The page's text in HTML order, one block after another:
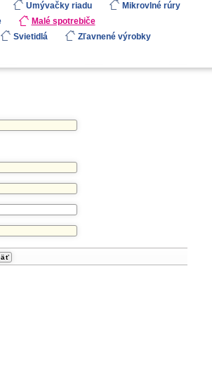
Umývačky riadu
Mikrovlné rúry
Malé spotrebiče
Svietidlá Zľavnené výrobky